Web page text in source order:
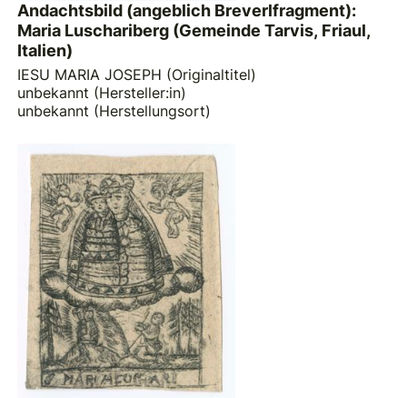
Andachtsbild (angeblich Breverlfragment):
Maria Luschariberg (Gemeinde Tarvis, Friaul,
Italien)
IESU MARIA JOSEPH (Originaltitel)
unbekannt (Hersteller:in)
unbekannt (Herstellungsort)